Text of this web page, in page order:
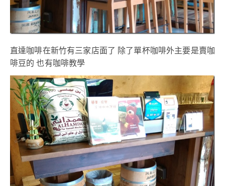
直達咖啡在新竹有三家店面了 除了單杯咖啡外主要是賣咖
啡豆的 也有咖啡教學